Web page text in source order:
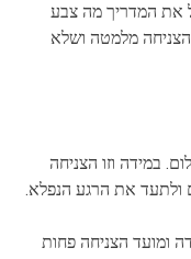
את המדריך מה צבע
מלמטה ושלא
במידה וזו הצניחה
ולתעד את הרגע הנפלא.
ומועד הצניחה פחות